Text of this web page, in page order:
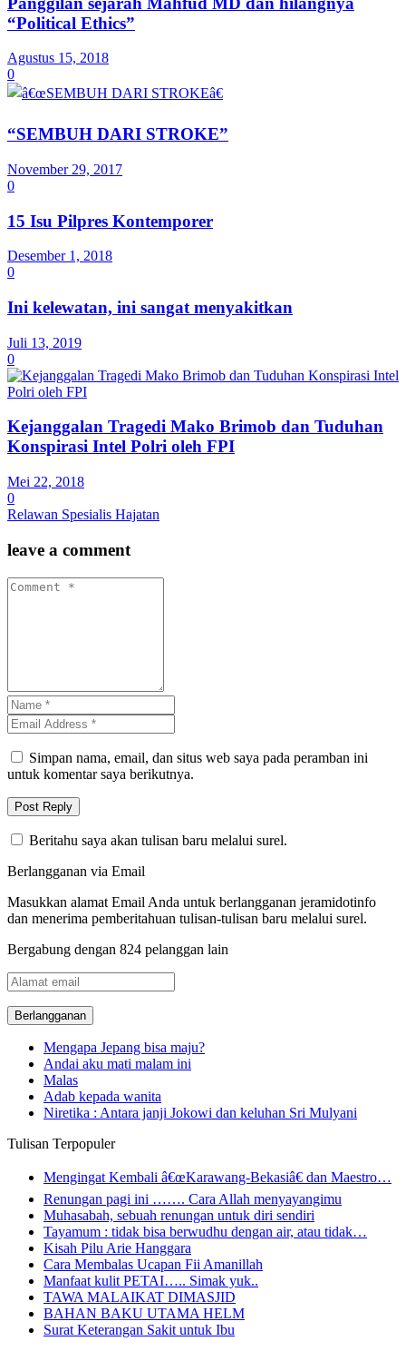
“Political Ethics”
Agustus 15, 2018
0
“SEMBUH DARI STROKE”
November 29, 2017
0
15 Isu Pilpres Kontemporer
Desember 1, 2018
0
Ini kelewatan, ini sangat menyakitkan
Juli 13, 2019
0
Kejanggalan Tragedi Mako Brimob dan Tuduhan
Konspirasi Intel Polri oleh FPI
Mei 22, 2018
0
Relawan Spesialis Hajatan
leave a comment
Simpan nama, email, dan situs web saya pada peramban ini
untuk komentar saya berikutnya.
Beritahu saya akan tulisan baru melalui surel.
Berlangganan via Email
Masukkan alamat Email Anda untuk berlangganan jeramidotinfo
dan menerima pemberitahuan tulisan-tulisan baru melalui surel.
Bergabung dengan 824 pelanggan lain
Alamat
email
Mengapa Jepang bisa maju?
Andai aku mati malam ini
Malas
Adab kepada wanita
Niretika : Antara janji Jokowi dan keluhan Sri Mulyani
Tulisan Terpopuler
Mengingat Kembali â€œKarawang-Bekasiâ€ dan Maestro…
Renungan pagi ini ……. Cara Allah menyayangimu
Muhasabah, sebuah renungan untuk diri sendiri
Tayamum : tidak bisa berwudhu dengan air, atau tidak…
Kisah Pilu Arie Hanggara
Cara Membalas Ucapan Fii Amanillah
Manfaat kulit PETAI….. Simak yuk..
TAWA MALAIKAT DIMASJID
BAHAN BAKU UTAMA HELM
Surat Keterangan Sakit untuk Ibu